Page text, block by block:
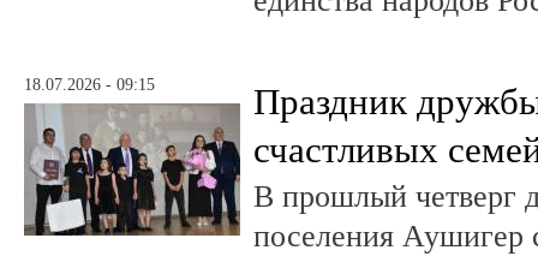
18.07.2026 - 09:15
Праздник
счастливых
В прошлый четверг
поселения Аушигер